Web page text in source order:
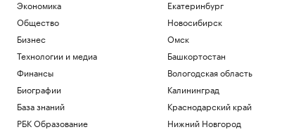
роль в этом играет дерево
РБК и Старквуд
Эксперты и студенты назвали
преимущества обучения за рубежом
Общество
Сеул счел санкции Британии против
России угрозой своей
энергобезопасности
Экономика
Общество
Бизнес
Технологии и медиа
Финансы
Биографии
База знаний
РБК Образование
Екатеринбург
Новосибирск
Омск
Башкортостан
Вологодская область
Калининград
Краснодарский край
Нижний Новгород